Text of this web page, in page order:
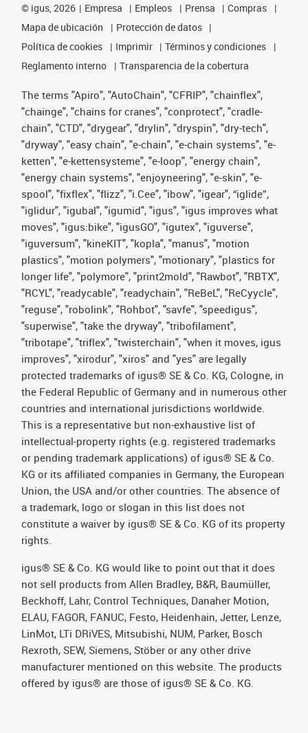
© igus, 2026 Empresa Empleos Prensa
Compras
Mapa de ubicación
Protección de datos
Política de cookies
Imprimir
Términos y condiciones
Reglamento interno
Transparencia de la cobertura
The terms "Apiro", "AutoChain", "CFRIP", "chainflex",
"chainge", "chains for cranes", "conprotect", "cradle-
chain", "CTD", "drygear", "drylin", "dryspin", "dry-tech",
"dryway", "easy chain", "e-chain", "e-chain systems", "e-
ketten", "e-kettensysteme", "e-loop", "energy chain",
"energy chain systems", "enjoyneering", "e-skin", "e-
spool", "fixflex", "flizz", "i.Cee", "ibow", "igear", “iglide”,
"iglidur", "igubal", "igumid", "igus", "igus improves what
moves", "igus:bike", "igusGO", "igutex", "iguverse",
"iguversum", "kineKIT", "kopla", "manus", "motion
plastics", "motion polymers", "motionary", "plastics for
longer life", "polymore", "print2mold", "Rawbot", "RBTX",
"RCYL", "readycable", "readychain", "ReBeL", "ReCyycle",
"reguse", "robolink", "Rohbot", "savfe", "speedigus",
"superwise", "take the dryway", "tribofilament",
"tribotape", "triflex", "twisterchain", "when it moves, igus
improves", "xirodur", "xiros" and "yes" are legally
protected trademarks of igus® SE & Co. KG, Cologne, in
the Federal Republic of Germany and in numerous other
countries and international jurisdictions worldwide.
This is a representative but non-exhaustive list of
intellectual-property rights (e.g. registered trademarks
or pending trademark applications) of igus® SE & Co.
KG or its affiliated companies in Germany, the European
Union, the USA and/or other countries. The absence of
a trademark, logo or slogan in this list does not
constitute a waiver by igus® SE & Co. KG of its property
rights.
igus® SE & Co. KG would like to point out that it does
not sell products from Allen Bradley, B&R, Baumüller,
Beckhoff, Lahr, Control Techniques, Danaher Motion,
ELAU, FAGOR, FANUC, Festo, Heidenhain, Jetter, Lenze,
LinMot, LTi DRiVES, Mitsubishi, NUM, Parker, Bosch
Rexroth, SEW, Siemens, Stöber or any other drive
manufacturer mentioned on this website. The products
offered by igus® are those of igus® SE & Co. KG.